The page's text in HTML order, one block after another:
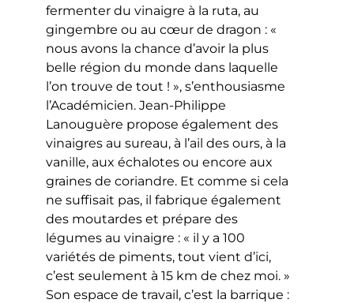
fermenter du vinaigre à la ruta, au
gingembre ou au cœur de dragon : «
nous avons la chance d’avoir la plus
belle région du monde dans laquelle
l’on trouve de tout ! », s’enthousiasme
l’Académicien. Jean-Philippe
Lanouguère propose également des
vinaigres au sureau, à l’ail des ours, à la
vanille, aux échalotes ou encore aux
graines de coriandre. Et comme si cela
ne suffisait pas, il fabrique également
des moutardes et prépare des
légumes au vinaigre : « il y a 100
variétés de piments, tout vient d’ici,
c’est seulement à 15 km de chez moi. »
Son espace de travail, c’est la barrique :